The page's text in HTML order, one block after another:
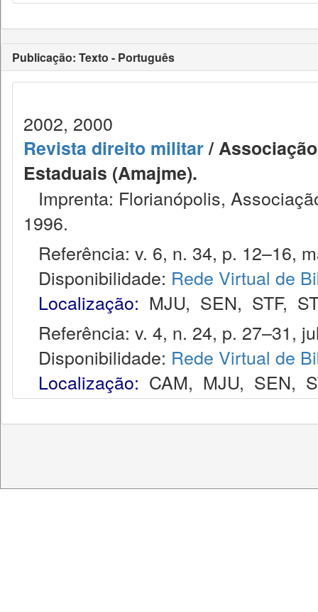
Publicação: Texto - Português
2002, 2000
Revista direito militar/
Estaduais (Amajme).
Imprenta: Florianópolis,
1996.
Referência: v. 6, n. 34, p. 12–16,
Disponibilidade: Rede Virtual de
Localização: MJU, SEN, STF,
Referência: v. 4, n. 24, p. 27–31,
Disponibilidade: Rede Virtual de
Localização: CAM, MJU, SEN,